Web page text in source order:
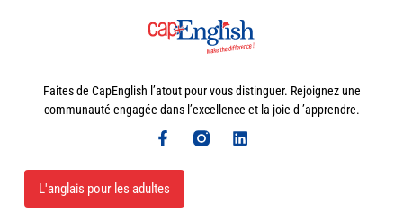
Faites de CapEnglish l’atout pour vous distinguer. Rejoignez une
communauté engagée dans l’excellence et la joie d ’apprendre.
L'anglais pour les adultes